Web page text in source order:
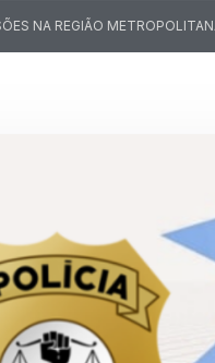
NA REGIÃO